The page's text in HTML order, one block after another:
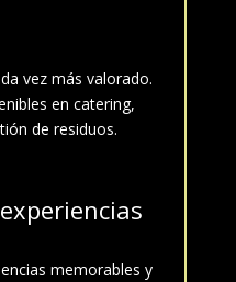
vez más valorado.
en catering,
de residuos.
memorables y